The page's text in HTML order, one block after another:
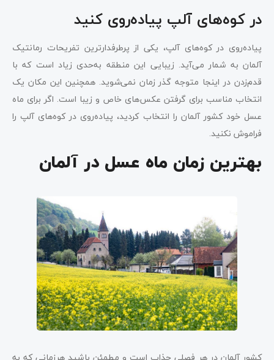
در کوه‌های آلپ پیاده‌روی کنید
پیاده‌روی در کوه‌های آلپ، یکی از پرطرفدارترین تفریحات رمانتیک
آلمان به شمار می‌آید. زیبایی این منطقه به‌حدی زیاد است که با
قدم‌زدن در اینجا متوجه گذر زمان نمی‌شوید. همچنین این مکان یک
انتخاب مناسب برای گرفتن عکس‌های خاص و زیبا است. اگر برای ماه
‌عسل خود کشور آلمان را انتخاب کردید، پیاده‌روی در کوه‌های آلپ را
فراموش نکنید.
بهترین زمان ماه عسل در آلمان